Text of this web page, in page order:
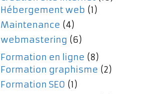
Hébergement web (1)
Maintenance (4)
webmastering (6)
Formation en ligne (8)
Formation graphisme (2)
Formation SEO (1)